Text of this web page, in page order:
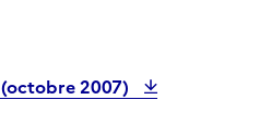
2007)